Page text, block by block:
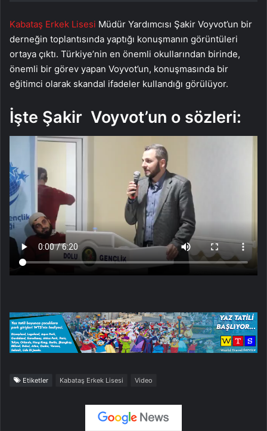
Kabataş Erkek Lisesi Müdür Yardımcısı Şakir Voyvot’un bir
derneğin toplantısında yaptığı konuşmanın görüntüleri
ortaya çıktı. Türkiye’nin en önemli okullarından birinde,
önemli bir görev yapan Voyvot’un, konuşmasında bir
eğitimci olarak skandal ifadeler kullandığı görülüyor.
İşte Şakir Voyvot’un o sözleri:
Etiketler Kabataş Erkek Lisesi Video